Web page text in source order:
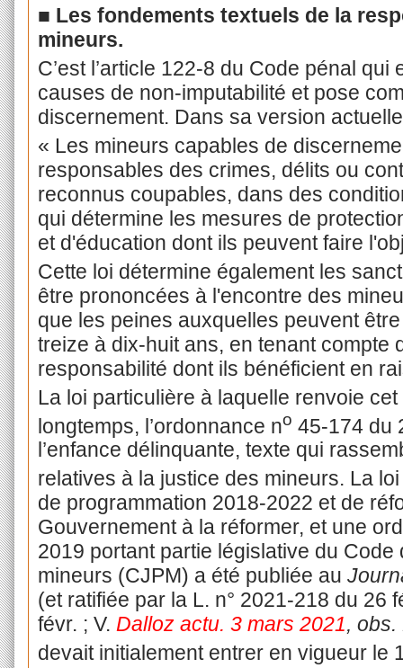
■ Les fondements textuels de la
mineurs.
C’est l’article 122-8 du Code pénal
causes de non-imputabilité et pose
discernement. Dans sa version
« Les mineurs capables de
responsables des crimes, délits ou
reconnus coupables, dans des
qui détermine les mesures de
et d'éducation dont ils peuvent faire
Cette loi détermine également les
être prononcées à l'encontre des
que les peines auxquelles peuvent
treize à dix-huit ans, en tenant compte
responsabilité dont ils bénéficient en
La loi particulière à laquelle renvoie
longtemps, l’ordonnance no 45-174 du
l’enfance délinquante, texte qui
relatives à la justice des mineurs. La
de programmation 2018-2022 et de
Gouvernement à la réformer, et une
2019 portant partie législative du
mineurs (CJPM) a été publiée au
(et ratifiée par la L. n° 2021-218 du 26
févr. ; V. Dalloz actu. 3 mars 2021, obs.
devait initialement entrer en vigueur le